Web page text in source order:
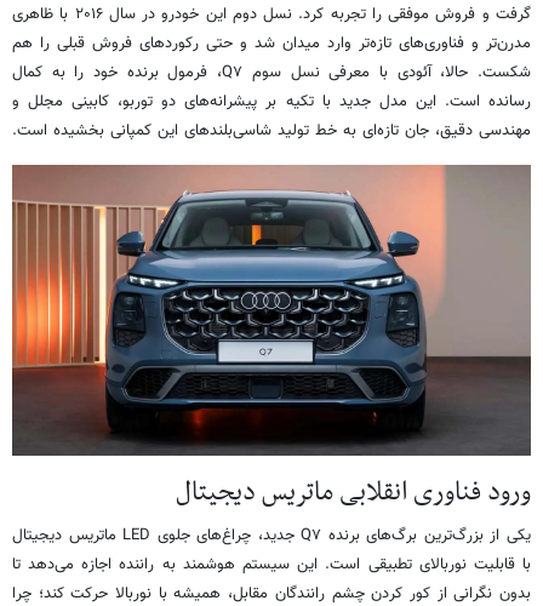
گرفت و فروش موفقی را تجربه کرد. نسل دوم این خودرو در سال ۲۰۱۶ با ظاهری
مدرن‌تر و فناوری‌های تازه‌تر وارد میدان شد و حتی رکوردهای فروش قبلی را هم
شکست. حالا، آئودی با معرفی نسل سوم Q۷، فرمول برنده خود را به کمال
رسانده است. این مدل جدید با تکیه بر پیشرانه‌های دو توربو، کابینی مجلل و
مهندسی دقیق، جان تازه‌ای به خط تولید شاسی‌بلندهای این کمپانی بخشیده است.
ورود فناوری انقلابی ماتریس دیجیتال
یکی از بزرگ‌ترین برگ‌های برنده Q۷ جدید، چراغ‌های جلوی LED ماتریس دیجیتال
با قابلیت نوربالای تطبیقی است. این سیستم هوشمند به راننده اجازه می‌دهد تا
بدون نگرانی از کور کردن چشم رانندگان مقابل، همیشه با نوربالا حرکت کند؛ چرا